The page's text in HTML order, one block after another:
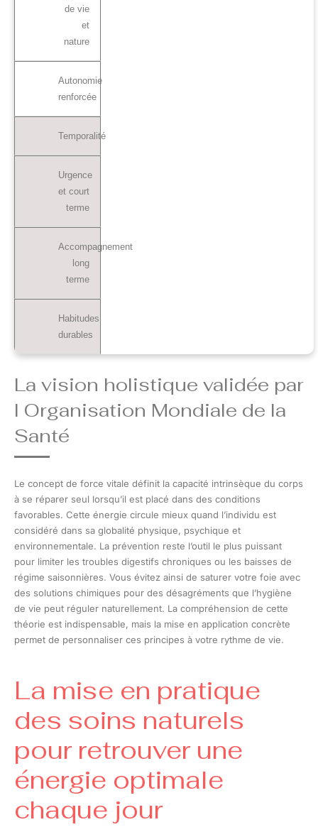
de vie
et
nature
Autonomie
renforcée
Temporalité
Urgence
et court
terme
Accompagnement
long
terme
Habitudes
durables
La vision holistique validée par
l Organisation Mondiale de la
Santé
Le concept de force vitale définit la capacité intrinsèque du corps
à se réparer seul lorsqu’il est placé dans des conditions
favorables. Cette énergie circule mieux quand l’individu est
considéré dans sa globalité physique, psychique et
environnementale. La prévention reste l’outil le plus puissant
pour limiter les troubles digestifs chroniques ou les baisses de
régime saisonnières. Vous évitez ainsi de saturer votre foie avec
des solutions chimiques pour des désagréments que l’hygiène
de vie peut réguler naturellement. La compréhension de cette
théorie est indispensable, mais la mise en application concrète
permet de personnaliser ces principes à votre rythme de vie.
La mise en pratique
des soins naturels
pour retrouver une
énergie optimale
chaque jour